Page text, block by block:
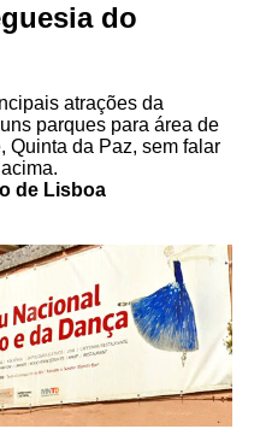
do
atrações da
parques para área de
Quinta da Paz, sem falar
de Lisboa